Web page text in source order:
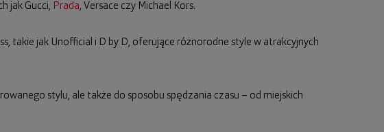
jak Gucci, Prada, Versace czy Michael Kors.
takie jak Unofficial i D by D, oferujące różnorodne style w atrakcyjnych
stylu, ale także do sposobu spędzania czasu – od miejskich